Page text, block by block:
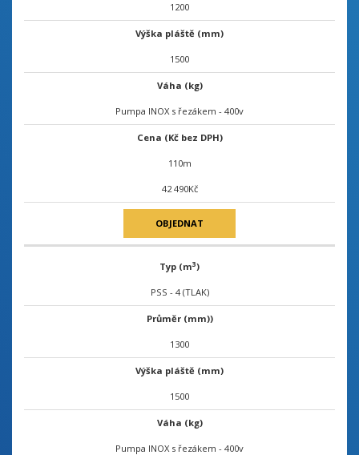
1200
Výška pláště (mm)
1500
Váha (kg)
Pumpa INOX s řezákem - 400v
Cena (Kč bez DPH)
110m
42 490Kč
OBJEDNAT
Typ (m3)
PSS - 4 (TLAK)
Průměr (mm))
1300
Výška pláště (mm)
1500
Váha (kg)
Pumpa INOX s řezákem - 400v